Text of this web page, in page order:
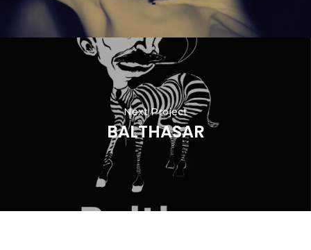
Next Project
BALTHASAR